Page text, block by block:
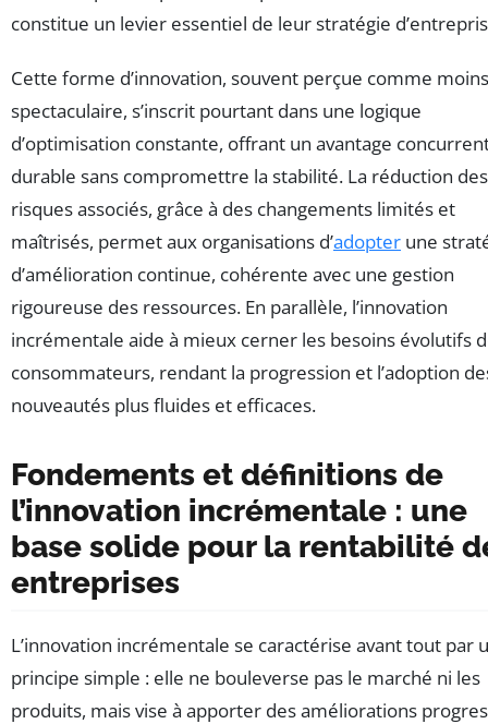
constitue un levier essentiel de leur stratégie
Cette forme d’innovation, souvent perçue comme moins
spectaculaire, s’inscrit pourtant dans une logique
d’optimisation constante, offrant un avantage
durable sans compromettre la stabilité. La réduction des
risques associés, grâce à des changements limités et
maîtrisés, permet aux organisations d’adopter une
d’amélioration continue, cohérente avec une gestion
rigoureuse des ressources. En parallèle, l’innovation
incrémentale aide à mieux cerner les besoins évolutifs
consommateurs, rendant la progression et l’adoption
nouveautés plus fluides et efficaces.
Fondements et définitions de
l’innovation incrémentale : une
base solide pour la rentabilité
entreprises
L’innovation incrémentale se caractérise avant tout par
principe simple : elle ne bouleverse pas le marché ni les
produits, mais vise à apporter des améliorations